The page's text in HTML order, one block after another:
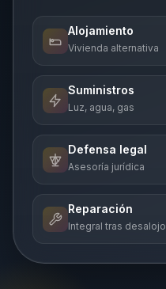
Alojamiento
Vivienda alternativa
Suministros
Luz, agua, gas
Defensa legal
Asesoría jurídica
Reparación
Integral tras desalojo